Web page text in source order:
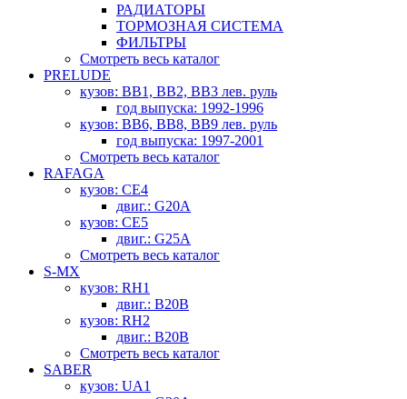
РАДИАТОРЫ
ТОРМОЗНАЯ СИСТЕМА
ФИЛЬТРЫ
Смотреть весь каталог
PRELUDE
кузов: BB1, BB2, BB3 лев. руль
год выпуска: 1992-1996
кузов: BB6, BB8, BB9 лев. руль
год выпуска: 1997-2001
Смотреть весь каталог
RAFAGA
кузов: CE4
двиг.: G20A
кузов: CE5
двиг.: G25A
Смотреть весь каталог
S-MX
кузов: RH1
двиг.: B20B
кузов: RH2
двиг.: B20B
Смотреть весь каталог
SABER
кузов: UA1